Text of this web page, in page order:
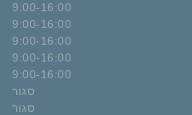
9:00-16:00
9:00-16:00
9:00-16:00
9:00-16:00
9:00-16:00
סגור
סגור